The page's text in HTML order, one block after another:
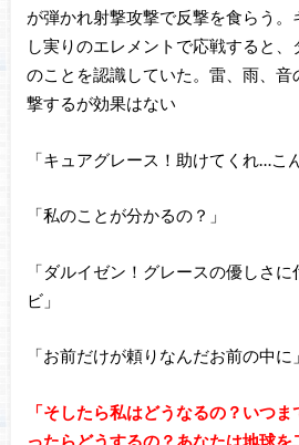
が弾かれ射撃攻撃で反撃を食らう
し実りのエレメントで応戦すると
のことを認識していた。雷、雨、
撃するが効果はない
「キュアグレース！助けてくれ…こ
「私のことが分かるの？」
「ダルイゼン！グレースの優しさ
ビ」
「お前だけが頼りなんだお前の中に」
「そしたら私はどうなるの？いつ
ったらどうするの？あなたは地球を